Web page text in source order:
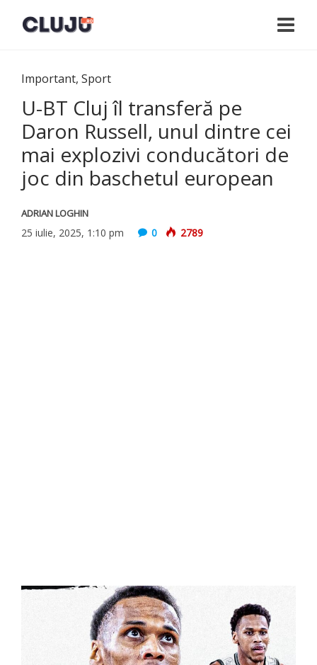
Important, Sport
U-BT Cluj îl transferă pe
Daron Russell, unul dintre cei
mai explozivi conducători de
joc din baschetul european
ADRIAN LOGHIN
25 iulie, 2025, 1:10 pm 0 2789